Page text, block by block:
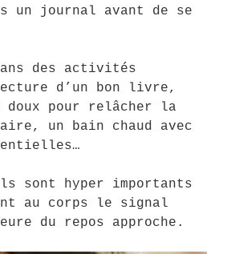
un journal avant de se
des activités
d’un bon livre,
doux pour relâcher la
un bain chaud avec
sont hyper importants
au corps le signal
du repos approche.